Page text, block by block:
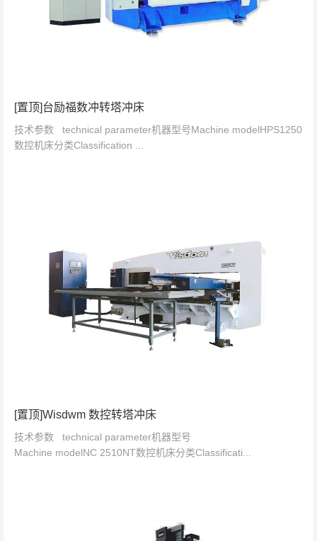
[置顶]台励福数冲转塔冲床
技术参数 technical parameter机器型号Machine modelHPS1250
数控机床分类Classification ...
[置顶]Wisdwm 数控转塔冲床
技术参数 technical parameter机器型号
Machine modelNC 2510NT数控机床分类Classificati...